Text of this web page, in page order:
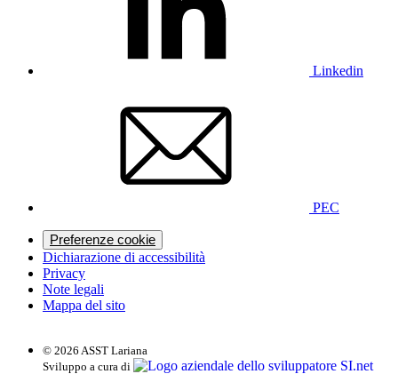
Linkedin
PEC
Preferenze cookie
Dichiarazione di accessibilità
Privacy
Note legali
Mappa del sito
© 2026 ASST Lariana
Sviluppo a cura di
SI.net